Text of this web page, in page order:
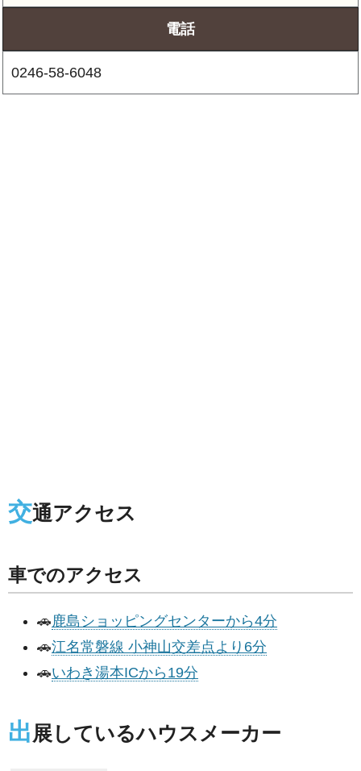
電話
0246-58-6048
交通アクセス
車でのアクセス
🚗鹿島ショッピングセンターから4分
🚗江名常磐線 小神山交差点より6分
🚗いわき湯本ICから19分
出展しているハウスメーカー